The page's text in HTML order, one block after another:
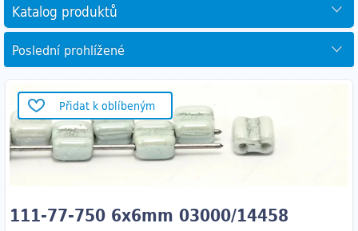
Katalog produktů
Poslední prohlížené
Přidat k oblíbeným
111-77-750 6x6mm 03000/14458